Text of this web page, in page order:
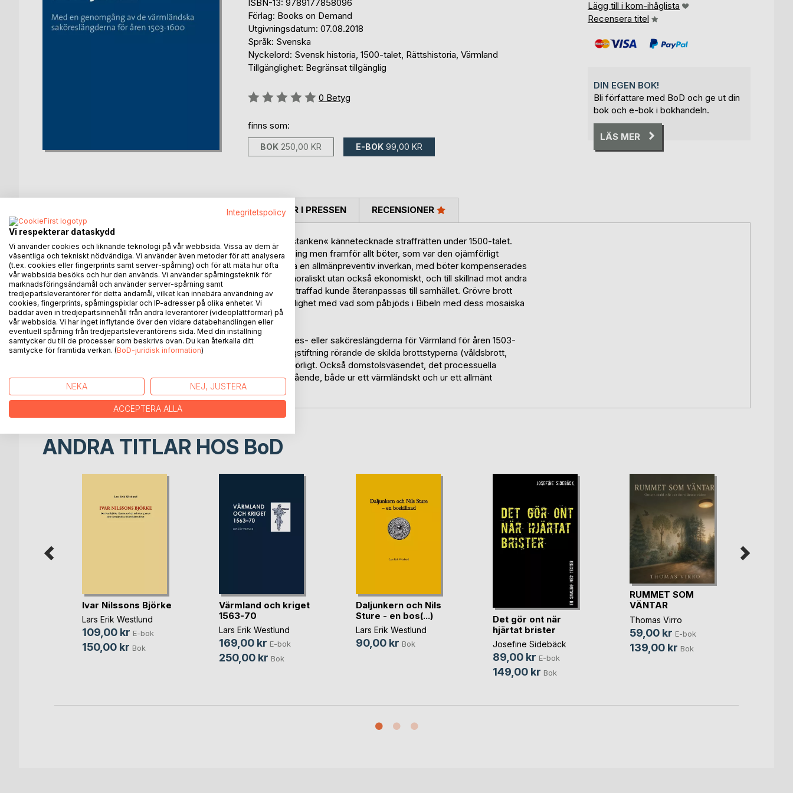
ISBN-13: 9789177858096
Förlag: Books on Demand
Utgivningsdatum: 07.08.2018
Språk: Svenska
Nyckelord: Svensk historia, 1500-talet, Rättshistoria, Värmland
Tillgänglighet: Begränsat tillgänglig
Betyg::
0 Betyg
finns som:
BOK 250,00 KR E-BOK 99,00 KR
Lägg till i kom-ihåglista
Recensera titel
DIN EGEN BOK!
Bli författare med BoD och ge ut din
bok och e-bok i bokhandeln.
LÄS MER
Avskräckning, vedergällning och i någon mån »förbättringstanken« kännetecknade straffrätten under 1500-talet.
Bland straffarterna märktes dödsstraff, prygel och stympning men framför allt böter, som var den ojämförligt
vanligaste påföljden. Tillräckligt höga böter kunde antas ha en allmänpreventiv inverkan, med böter kompenserades
målsägaren och andra bötesberättigade parter inte bara moraliskt utan också ekonomiskt, och till skillnad mot andra
former av straff möjliggjorde bötesstraff att en tidigare ostraffad kunde återanpassas till samhället. Grövre brott
måste dock oftast sonas med livets förlust, inte minst i enlighet med vad som påbjöds i Bibeln med dess mosaiska
straffbestämmelser.
I denna bok redovisas en genomgång av de bevarade bötes- eller saköreslängderna för Värmland för åren 1503-
1600, kompletterade med annat arkivmaterial. Dåtidens lagstiftning rörande de skilda brottstyperna (våldsbrott,
stöld, äktenskaps- och sedlighetsbrott o.s.v.) beskrivs utförligt. Också domstolsväsendet, det processuella
förfarandet och de förekommande straffen behandlas ingående, både ur ett värmländskt och ur ett allmänt
perspektiv.
KOMMENTARER I PRESSEN RECENSIONER
ANDRA TITLAR HOS BoD
Ivar Nilssons Björke
Lars Erik Westlund
109,00 kr E-bok
150,00 kr Bok
Värmland och kriget
1563-70
Lars Erik Westlund
169,00 kr E-bok
250,00 kr Bok
Daljunkern och Nils
Sture - en bos(...)
Lars Erik Westlund
90,00 kr Bok
Det gör ont när
hjärtat brister
Josefine Sidebäck
89,00 kr E-bok
149,00 kr Bok
RUMMET SOM
VÄNTAR
Thomas Virro
59,00 kr E-bok
139,00 kr Bok
Integritetspolicy
Vi respekterar dataskydd
Vi använder cookies och liknande teknologi på vår webbsida. Vissa av dem är
väsentliga och tekniskt nödvändiga. Vi använder även metoder för att analysera
(t.ex. cookies eller fingerprints samt server-spårning) och för att mäta hur ofta
vår webbsida besöks och hur den används. Vi använder spårningsteknik för
marknadsföringsändamål och använder server-spårning samt
tredjepartsleverantörer för detta ändamål, vilket kan innebära användning av
cookies, fingerprints, spårningspixlar och IP-adresser på olika enheter. Vi
bäddar även in tredjepartsinnehåll från andra leverantörer (videoplattformar) på
vår webbsida. Vi har inget inflytande över den vidare databehandlingen eller
eventuell spårning från tredjepartsleverantörens sida. Med din inställning
samtycker du till de processer som beskrivs ovan. Du kan återkalla ditt
samtycke för framtida verkan. (BoD-juridisk information)
NEKA NEJ, JUSTERA
ACCEPTERA ALLA